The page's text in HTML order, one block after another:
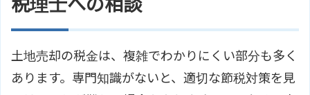
土地売却の税金は、複雑でわかりにくい部分も多く
あります。専門知識がないと、適切な節税対策を見